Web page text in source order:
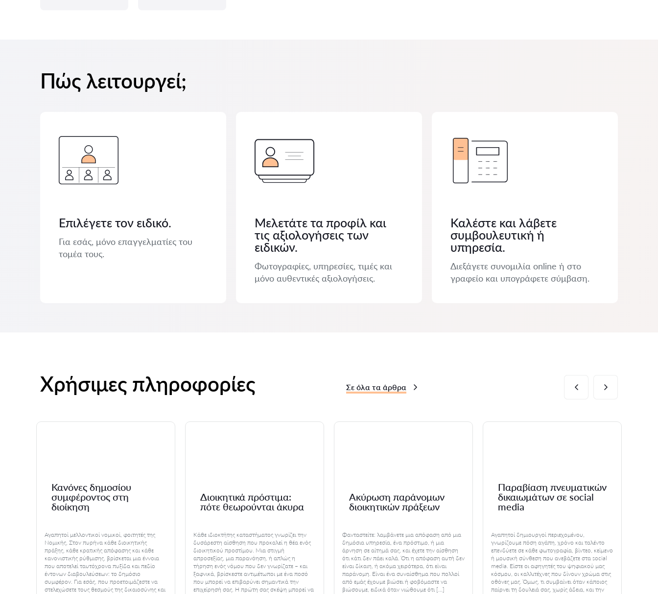
Πώς λειτουργεί;
Επιλέγετε τον ειδικό.
Για εσάς, μόνο επαγγελματίες του
τομέα τους.
Μελετάτε τα προφίλ και
τις αξιολογήσεις των
ειδικών.
Φωτογραφίες, υπηρεσίες, τιμές και
μόνο αυθεντικές αξιολογήσεις.
Καλέστε και λάβετε
συμβουλευτική ή
υπηρεσία.
Διεξάγετε συνομιλία online ή στο
γραφείο και υπογράφετε σύμβαση.
Χρήσιμες πληροφορίες Σε όλα τα άρθρα
Κανόνες δημοσίου
συμφέροντος στη
διοίκηση
Αγαπητοί μελλοντικοί νομικοί, φοιτητές της
Νομικής, Στον πυρήνα κάθε διοικητικής
πράξης, κάθε κρατικής απόφασης και κάθε
κανονιστικής ρύθμισης, βρίσκεται μια έννοια
που αποτελεί ταυτόχρονα πυξίδα και πεδίο
έντονων διαβουλεύσεων: το δημόσιο
συμφέρον. Για εσάς, που προετοιμάζεστε να
στελεχώσετε τους θεσμούς της δικαιοσύνης και
Διοικητικά πρόστιμα:
πότε θεωρούνται άκυρα
Κάθε ιδιοκτήτης καταστήματος γνωρίζει την
δυσάρεστη αίσθηση που προκαλεί η θέα ενός
διοικητικού προστίμου. Μια στιγμή
απροσεξίας, μια παρανόηση, ή απλώς η
τήρηση ενός νόμου που δεν γνωρίζατε – και
ξαφνικά, βρίσκεστε αντιμέτωποι με ένα ποσό
που μπορεί να επιβαρύνει σημαντικά την
επιχείρησή σας. Η πρώτη σας σκέψη μπορεί να
Ακύρωση παράνομων
διοικητικών πράξεων
Φανταστείτε: λαμβάνετε μια απόφαση από μια
δημόσια υπηρεσία, ένα πρόστιμο, ή μια
άρνηση σε αίτημά σας, και έχετε την αίσθηση
ότι κάτι δεν πάει καλά. Ότι η απόφαση αυτή δεν
είναι δίκαιη, ή ακόμα χειρότερα, ότι είναι
παράνομη. Είναι ένα συναίσθημα που πολλοί
από εμάς έχουμε βιώσει ή φοβόμαστε να
βιώσουμε, ειδικά όταν νιώθουμε ότι […]
Παραβίαση πνευματικών
δικαιωμάτων σε social
media
Αγαπητοί δημιουργοί περιεχομένου,
γνωρίζουμε πόση αγάπη, χρόνο και ταλέντο
επενδύετε σε κάθε φωτογραφία, βίντεο, κείμενο
ή μουσική σύνθεση που ανεβάζετε στα social
media. Είστε οι αφηγητές του ψηφιακού μας
κόσμου, οι καλλιτέχνες που δίνουν χρώμα στις
οθόνες μας. Όμως, τι συμβαίνει όταν κάποιος
παίρνει τη δουλειά σας, χωρίς άδεια, και την